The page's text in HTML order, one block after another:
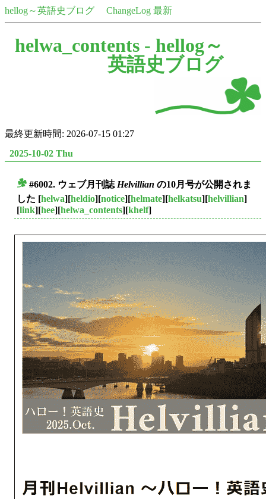
hellog～英語史ブログ ChangeLog 最新
helwa_contents - hellog～
英語史ブログ
最終更新時間: 2026-07-15 01:27
2025-10-02 Thu
#6002. ウェブ月刊誌 Helvillian の10月号が公開されま
した [helwa][heldio][notice][helmate][helkatsu][helvillian]
[link][hee][helwa_contents][khelf]